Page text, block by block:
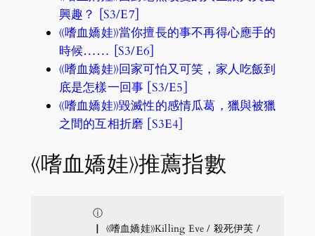
興趣？ [S3/E7]
《嗜血嬌娃》當你擅長的事不再得心應手的
時候…… [S3/E6]
《嗜血嬌娃》回家可怕又可笑，家人吃飯到
底是怎樣一回事 [S3/E5]
《嗜血嬌娃》毀滅性的感情瓜葛，獵與被獵
之間的互相折磨 [S3E4]
《嗜血嬌娃》推薦指數
ⓘ
▏ 《嗜血嬌娃》Killing Eve / 殺死伊芙 /